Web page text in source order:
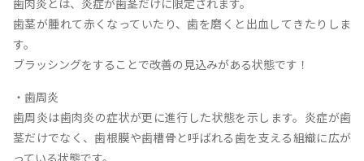
歯肉炎とは、炎症が歯茎だけに限定されます。
歯茎が腫れて赤くなっていたり、歯を磨くと出血してきたりしま
す。
ブラッシングをすることで改善の見込みがある状態です！
・歯周炎
歯周炎は歯肉炎の症状が更に進行した状態を示します。炎症が歯
茎だけでなく、歯根膜や歯槽骨と呼ばれる歯を支える組織に広が
っている状態です。